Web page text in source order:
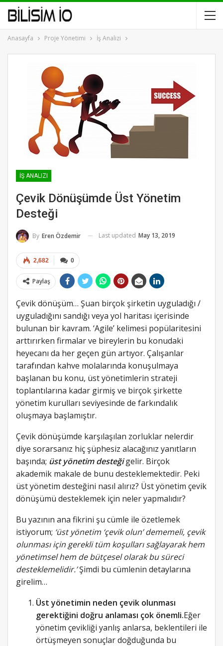
Anasayfa Proje Yönetimi İş Analizi
İŞ ANALIZI
Çevik Dönüşümde Üst Yönetim
Desteği
By Eren Özdemir Last updated May 13, 2019
0
2,682
Paylaş
Çevik dönüşüm… Şuan birçok şirketin uyguladığı /
uyguladığını sandığı veya yol haritası içerisinde
bulunan bir kavram. ‘Agile’ kelimesi popülaritesini
arttırırken firmalar ve bireylerin bu konudaki
heyecanı da her geçen gün artıyor. Çalışanlar
tarafından kahve molalarında konuşulmaya
başlanan bu konu, üst yönetimlerin strateji
toplantılarına kadar girmiş ve birçok şirkette
yönetim kurulları seviyesinde de farkındalık
oluşmaya başlamıştır.
Çevik dönüşümde karşılaşılan zorluklar nelerdir
diye sorarsanız hiç şüphesiz alacağınız yanıtların
başında; üst yönetim desteğigelir. Birçok
akademik makale de bunu desteklemektedir. Peki
üst yönetim desteğini nasıl alırız? Üst yönetim çevik
dönüşümü desteklemek için neler yapmalıdır?
Bu yazının ana fikrini şu cümle ile özetlemek
istiyorum; ‘üst yönetim ‘çevik olun’ dememeli, çevik
olunması için gerekli tüm koşulları sağlayarak hem
yönetimsel hem de bütçesel olarak bu süreci
desteklemelidir.’Şimdi bu cümlenin detaylarına
girelim…
Üst yönetimin neden çevik olunması
gerektiğini doğru anlaması çok önemli.Eğer
yönetim çevikliği yanlış anlarsa, beklentileri ile
örtüşmeyen sonuçlar doğduğunda bu